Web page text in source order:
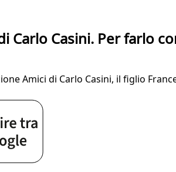
Carlo Casini. Per farlo
Amici di Carlo Casini, il figlio